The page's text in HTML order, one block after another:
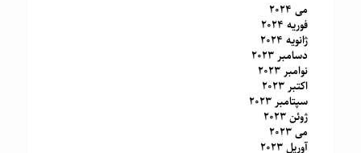
می 2024
فوریه 2024
ژانویه 2024
دسامبر 2023
نوامبر 2023
اکتبر 2023
سپتامبر 2023
ژوئن 2023
می 2023
آوریل 2023